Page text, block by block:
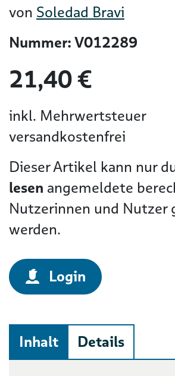
von Soledad Bravi
Nummer: V012289
21,40 €
inkl. Mehrwertsteuer
versandkostenfrei
Dieser Artikel kann nur
lesen angemeldete
Nutzerinnen und Nutzer
werden.
Login
Inhalt Details